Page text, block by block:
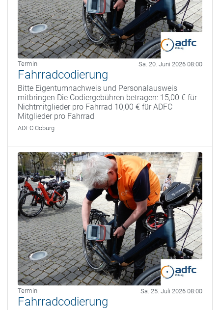
Termin Sa. 20. Juni 2026 08:00
Fahrradcodierung
Bitte Eigentumnachweis und Personalausweis
mitbringen Die Codiergebühren betragen: 15,00 € für
Nichtmitglieder pro Fahrrad 10,00 € für ADFC
Mitglieder pro Fahrrad
ADFC Coburg
Termin Sa. 25. Juli 2026 08:00
Fahrradcodierung